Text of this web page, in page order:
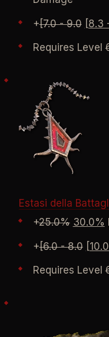
+[7.0 - 9.0 [8.3
Requires Level
Estasi della
+25.0% 30.0%
+[6.0 - 8.0
Requires Level